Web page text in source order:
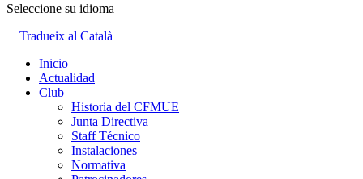
Seleccione su idioma
Tradueix al Català
Inicio
Actualidad
Club
Historia del CFMUE
Junta Directiva
Staff Técnico
Instalaciones
Normativa